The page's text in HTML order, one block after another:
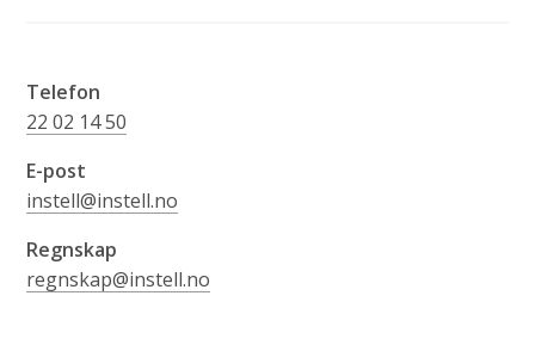
Telefon
22 02 14 50
E-post
instell@instell.no
Regnskap
regnskap@instell.no